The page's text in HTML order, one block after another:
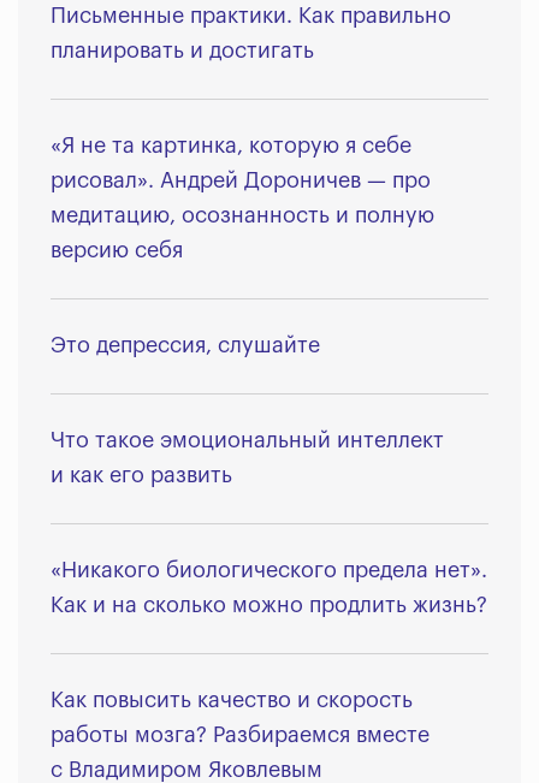
Письменные практики. Как правильно
планировать и достигать
«Я не та картинка, которую я себе
рисовал». Андрей Дороничев — про
медитацию, осознанность и полную
версию себя
Это депрессия, слушайте
Что такое эмоциональный интеллект
и как его развить
«Никакого биологического предела нет».
Как и на сколько можно продлить жизнь?
Как повысить качество и скорость
работы мозга? Разбираемся вместе
с Владимиром Яковлевым